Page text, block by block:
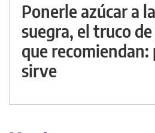
Ponerle azúcar a
suegra, el truco
que recomiendan:
sirve